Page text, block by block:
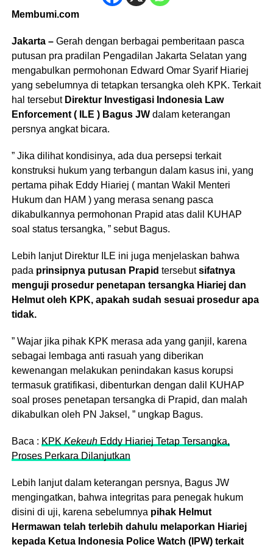
Membumi.com
Jakarta –Gerah dengan berbagai pemberitaan pasca
putusan pra pradilan Pengadilan Jakarta Selatan yang
mengabulkan permohonan Edward Omar Syarif Hiariej
yang sebelumnya di tetapkan tersangka oleh KPK. Terkait
hal tersebut Direktur Investigasi Indonesia Law
Enforcement ( ILE ) Bagus JW dalam keterangan
persnya angkat bicara.
” Jika dilihat kondisinya, ada dua persepsi terkait
konstruksi hukum yang terbangun dalam kasus ini, yang
pertama pihak Eddy Hiariej ( mantan Wakil Menteri
Hukum dan HAM ) yang merasa senang pasca
dikabulkannya permohonan Prapid atas dalil KUHAP
soal status tersangka, ” sebut Bagus.
Lebih lanjut Direktur ILE ini juga menjelaskan bahwa
pada prinsipnya putusan Prapid tersebutsifatnya
menguji prosedur penetapan tersangka Hiariej dan
Helmut oleh KPK, apakah sudah sesuai prosedur apa
tidak.
” Wajar jika pihak KPK merasa ada yang ganjil, karena
sebagai lembaga anti rasuah yang diberikan
kewenangan melakukan penindakan kasus korupsi
termasuk gratifikasi, dibenturkan dengan dalil KUHAP
soal proses penetapan tersangka di Prapid, dan malah
dikabulkan oleh PN Jaksel, ” ungkap Bagus.
Baca : KPK KekeuhEddy Hiariej Tetap Tersangka,
Proses Perkara Dilanjutkan
Lebih lanjut dalam keterangan persnya, Bagus JW
mengingatkan, bahwa integritas para penegak hukum
disini di uji, karena sebelumnya pihak Helmut
Hermawan telah terlebih dahulu melaporkan Hiariej
kepada Ketua Indonesia Police Watch (IPW) terkait